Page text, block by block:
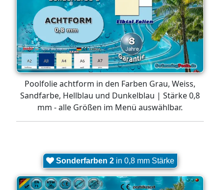
Poolfolie achtform in den Farben Grau, Weiss,
Sandfarbe, Hellblau und Dunkelblau | Stärke 0,8
mm - alle Größen im Menü auswählbar.
Sonderfarben 2in 0,8 mm Stärke